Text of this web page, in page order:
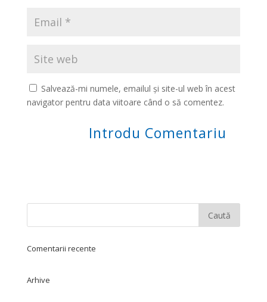
Salvează-mi numele, emailul și site-ul web în acest
navigator pentru data viitoare când o să comentez.
Comentarii recente
Arhive